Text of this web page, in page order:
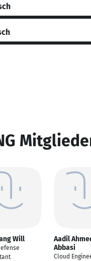
Will
Aadil
Abbasi
Cloud